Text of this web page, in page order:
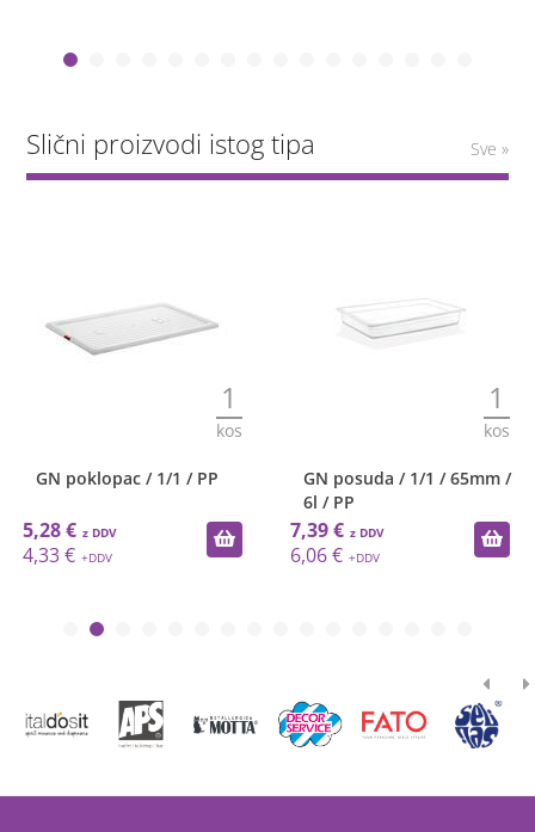
Slični proizvodi istog tipa Sve »
1
kos
GN poklopac / 1/1 / PP
5,28 €
4,33 €
1
kos
GN posuda / 1/1 / 65mm /
6l / PP
7,39 €
6,06 €